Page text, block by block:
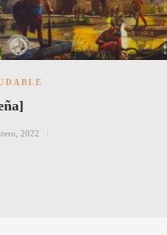
2022